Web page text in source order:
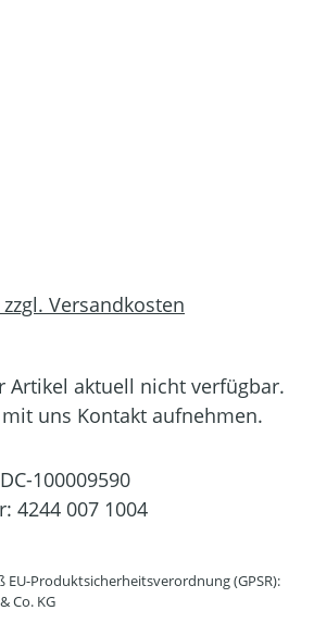
Versandkosten
Artikel aktuell nicht verfügbar.
uns Kontakt aufnehmen.
DC-100009590
4244 007 1004
EU-Produktsicherheitsverordnung (GPSR):
Co. KG